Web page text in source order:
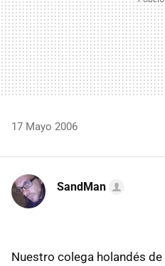
17 Mayo 2006
SandMan
Nuestro colega holandés